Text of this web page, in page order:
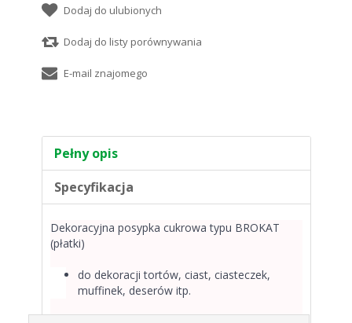
Pełny opis
Specyfikacja
Dekoracyjna posypka cukrowa typu BROKAT
(płatki)
do dekoracji tortów, ciast, ciasteczek,
muffinek, deserów itp.